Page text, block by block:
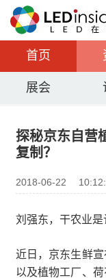
首页
展会
探秘京东自营
复制？
2018-06-22
刘强东，干农业是
近日，京东生鲜
以及植物工厂、